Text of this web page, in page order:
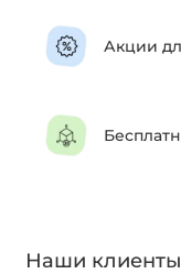
Акции
Наши